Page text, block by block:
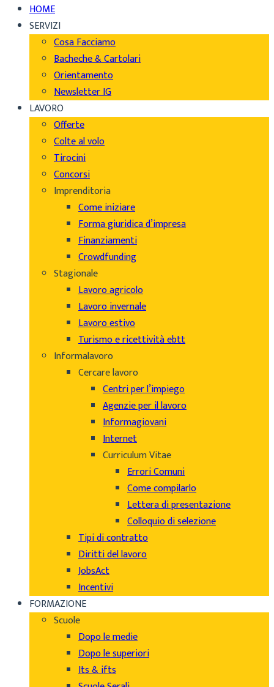
HOME
SERVIZI
Cosa Facciamo
Bacheche & Cartolari
Orientamento
Newsletter IG
LAVORO
Offerte
Colte al volo
Tirocini
Concorsi
Imprenditoria
Come iniziare
Forma giuridica d’impresa
Finanziamenti
Crowdfunding
Stagionale
Lavoro agricolo
Lavoro invernale
Lavoro estivo
Turismo e ricettività ebtt
Informalavoro
Cercare lavoro
Centri per l’impiego
Agenzie per il lavoro
Informagiovani
Internet
Curriculum Vitae
Errori Comuni
Come compilarlo
Lettera di presentazione
Colloquio di selezione
Tipi di contratto
Diritti del lavoro
JobsAct
Incentivi
FORMAZIONE
Scuole
Dopo le medie
Dopo le superiori
Its & ifts